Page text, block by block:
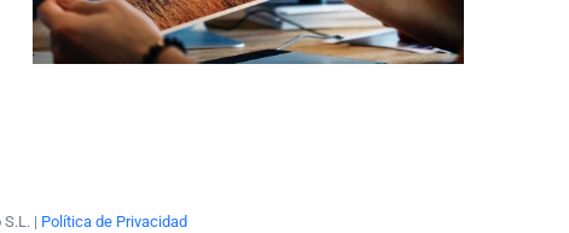
| Política de Privacidad